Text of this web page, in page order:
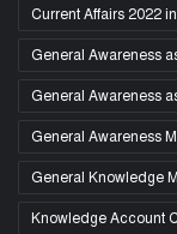
Current Affairs 2022
General Awareness
General Awareness
General Awareness
General Knowledge
Knowledge Account